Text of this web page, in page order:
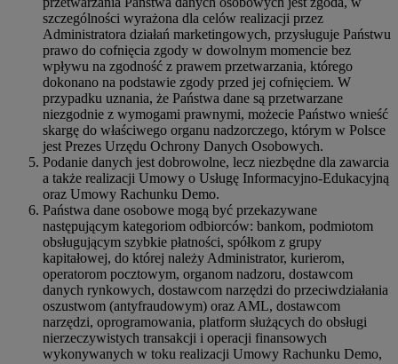
szczególności wyrażona dla celów realizacji przez
Administratora działań marketingowych, przysługuje Państwu
prawo do cofnięcia zgody w dowolnym momencie bez
wpływu na zgodność z prawem przetwarzania, którego
dokonano na podstawie zgody przed jej cofnięciem. W
przypadku uznania, że Państwa dane są przetwarzane
niezgodnie z wymogami prawnymi, możecie Państwo wnieść
skargę do właściwego organu nadzorczego, którym w Polsce
jest Prezes Urzędu Ochrony Danych Osobowych.
Podanie danych jest dobrowolne, lecz niezbędne dla zawarcia
a także realizacji Umowy o Usługę Informacyjno-Edukacyjną
oraz Umowy Rachunku Demo.
Państwa dane osobowe mogą być przekazywane
następującym kategoriom odbiorców: bankom, podmiotom
obsługującym szybkie płatności, spółkom z grupy
kapitałowej, do której należy Administrator, kurierom,
operatorom pocztowym, organom nadzoru, dostawcom
danych rynkowych, dostawcom narzędzi do przeciwdziałania
oszustwom (antyfraudowym) oraz AML, dostawcom
narzędzi, oprogramowania, platform służących do obsługi
nierzeczywistych transakcji i operacji finansowych
wykonywanych w toku realizacji Umowy Rachunku Demo,